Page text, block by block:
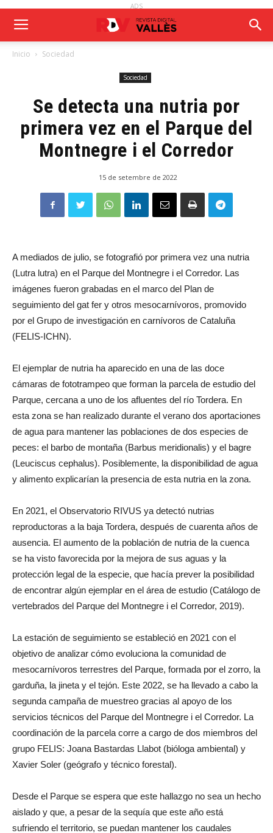
ADS
Inicio Sociedad
Sociedad
Se detecta una nutria por
primera vez en el Parque del
Montnegre i el Corredor
15 de setembre de 2022
A mediados de julio, se fotografió por primera vez una nutria
(Lutra lutra) en el Parque del Montnegre i el Corredor. Las
imágenes fueron grabadas en el marco del Plan de
seguimiento del gat fer y otros mesocarnívoros, promovido
por el Grupo de investigación en carnívoros de Cataluña
(FELIS-ICHN).
El ejemplar de nutria ha aparecido en una de las doce
cámaras de fototrampeo que forman la parcela de estudio del
Parque, cercana a uno de los afluentes del río Tordera. En
esta zona se han realizado durante el verano dos aportaciones
de agua para mantener las poblaciones de dos especies de
peces: el barbo de montaña (Barbus meridionalis) y el bagre
(Leuciscus cephalus). Posiblemente, la disponibilidad de agua
y alimento explicarían la presencia de esta nutria en la zona.
En 2021, el Observatorio RIVUS ya detectó nutrias
reproductoras a la baja Tordera, después de cuarenta años de
ausencia. El aumento de la población de nutria de la cuenca
se ha visto favorecida por la mejora de sus aguas y la
protección legal de la especie, que hacía prever la posibilidad
de encontrar algún ejemplar en el área de estudio (Catálogo de
vertebrados del Parque del Montnegre i el Corredor, 2019).
La estación de seguimiento se estableció en 2021 con el
objetivo de analizar cómo evoluciona la comunidad de
mesocarnívoros terrestres del Parque, formada por el zorro, la
garduña, la jineta y el tejón. Este 2022, se ha llevado a cabo la
segunda campaña de muestreo gracias al apoyo de los
servicios técnicos del Parque del Montnegre i el Corredor. La
coordinación de la parcela corre a cargo de dos miembros del
grupo FELIS: Joana Bastardas Llabot (bióloga ambiental) y
Xavier Soler (geógrafo y técnico forestal).
Desde el Parque se espera que este hallazgo no sea un hecho
aislado y que, a pesar de la sequía que este año está
sufriendo el territorio, se puedan mantener los caudales